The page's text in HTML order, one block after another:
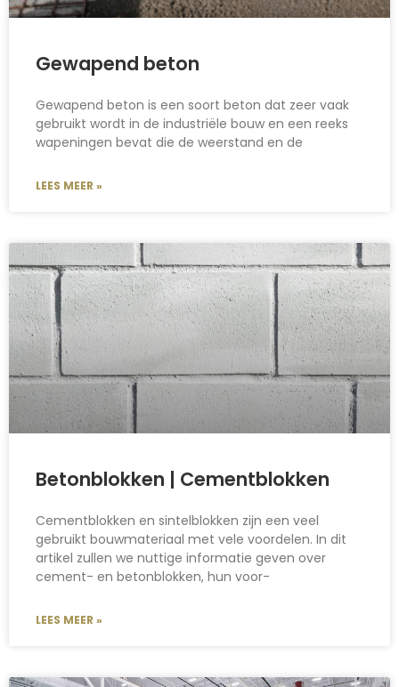
Gewapend beton
Gewapend beton is een soort beton dat zeer vaak
gebruikt wordt in de industriële bouw en een reeks
wapeningen bevat die de weerstand en de
LEES MEER »
Betonblokken | Cementblokken
Cementblokken en sintelblokken zijn een veel
gebruikt bouwmateriaal met vele voordelen. In dit
artikel zullen we nuttige informatie geven over
cement- en betonblokken, hun voor-
LEES MEER »